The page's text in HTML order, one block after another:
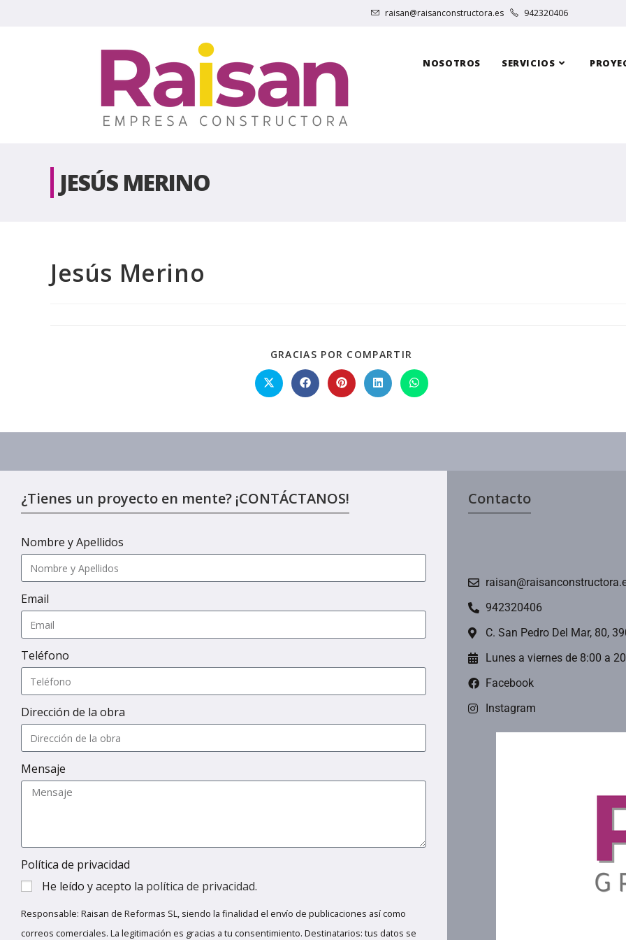
raisan@raisanconstructora.es 942320406
NOSOTROS SERVICIOS
JESÚS MERINO
Jesús Merino
GRACIAS POR COMPARTIR
¿Tienes un proyecto en mente? ¡CONTÁCTANOS!
Nombre y Apellidos
Email
Teléfono
Dirección de la obra
Mensaje
Política de privacidad
He leído y acepto la política de privacidad.
Responsable: Raisan de Reformas SL, siendo la finalidad el envío de publicaciones así como
correos comerciales. La legitimación es gracias a tu consentimiento. Destinatarios: tus datos se
Contacto
942320406
C. San Pedro Del Mar, 80,
Lunes a viernes de 8:00 a
Facebook
Instagram